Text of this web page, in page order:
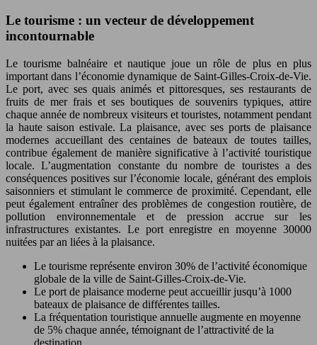
Le tourisme : un vecteur de développement
incontournable
Le tourisme balnéaire et nautique joue un rôle de plus en plus
important dans l’économie dynamique de Saint-Gilles-Croix-de-Vie.
Le port, avec ses quais animés et pittoresques, ses restaurants de
fruits de mer frais et ses boutiques de souvenirs typiques, attire
chaque année de nombreux visiteurs et touristes, notamment pendant
la haute saison estivale. La plaisance, avec ses ports de plaisance
modernes accueillant des centaines de bateaux de toutes tailles,
contribue également de manière significative à l’activité touristique
locale. L’augmentation constante du nombre de touristes a des
conséquences positives sur l’économie locale, générant des emplois
saisonniers et stimulant le commerce de proximité. Cependant, elle
peut également entraîner des problèmes de congestion routière, de
pollution environnementale et de pression accrue sur les
infrastructures existantes. Le port enregistre en moyenne 30000
nuitées par an liées à la plaisance.
Le tourisme représente environ 30% de l’activité économique
globale de la ville de Saint-Gilles-Croix-de-Vie.
Le port de plaisance moderne peut accueillir jusqu’à 1000
bateaux de plaisance de différentes tailles.
La fréquentation touristique annuelle augmente en moyenne
de 5% chaque année, témoignant de l’attractivité de la
destination.